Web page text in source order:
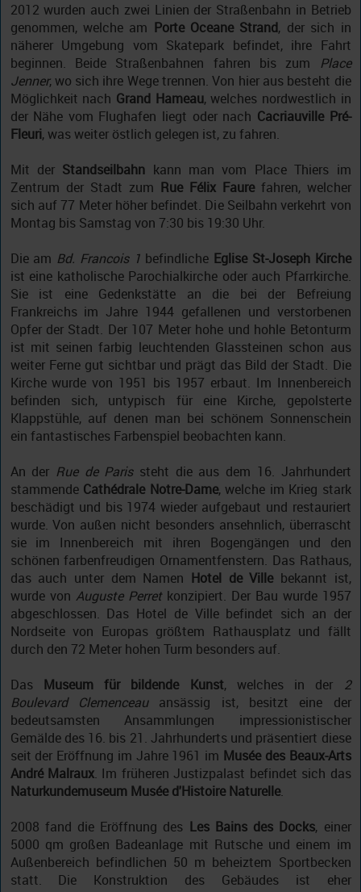
2012 wurden auch zwei Linien der Straßenbahn in Betrieb
genommen, welche am Porte Oceane Strand, der sich in
näherer Umgebung vom Skatepark befindet, ihre Fahrt
beginnen. Beide Straßenbahnen fahren bis zum Place
Jenner, wo sich ihre Wege trennen. Von hier aus besteht die
Möglichkeit nach Grand Hameau, welches nordwestlich in
der Nähe vom Flughafen liegt oder nach Cacriauville Pré-
Fleuri, was weiter östlich gelegen ist, zu fahren.
Mit der Standseilbahn kann man vom Place Thiers im
Zentrum der Stadt zum Rue Félix Faurefahren, welcher
sich auf 77 Meter höher befindet. Die Seilbahn verkehrt von
Montag bis Samstag von 7:30 bis 19:30 Uhr.
Die am Bd. Francois 1 befindliche Eglise St-Joseph Kirche
ist eine katholische Parochialkirche oder auch Pfarrkirche.
Sie ist eine Gedenkstätte an die bei der Befreiung
Frankreichs im Jahre 1944 gefallenen und verstorbenen
Opfer der Stadt. Der 107 Meter hohe und hohle Betonturm
ist mit seinen farbig leuchtenden Glassteinen schon aus
weiter Ferne gut sichtbar und prägt das Bild der Stadt. Die
Kirche wurde von 1951 bis 1957 erbaut. Im Innenbereich
befinden sich, untypisch für eine Kirche, gepolsterte
Klappstühle, auf denen man bei schönem Sonnenschein
ein fantastisches Farbenspiel beobachten kann.
An der Rue de Parissteht die aus dem 16. Jahrhundert
stammende Cathédrale Notre-Dame, welche im Krieg stark
beschädigt und bis 1974 wieder aufgebaut und restauriert
wurde. Von außen nicht besonders ansehnlich, überrascht
sie im Innenbereich mit ihren Bogengängen und den
schönen farbenfreudigen Ornamentfenstern. Das Rathaus,
das auch unter dem Namen Hotel de Villebekannt ist,
wurde von Auguste Perretkonzipiert. Der Bau wurde 1957
abgeschlossen. Das Hotel de Ville befindet sich an der
Nordseite von Europas größtem Rathausplatz und fällt
durch den 72 Meter hohen Turm besonders auf.
Das Museum für bildende Kunst, welches in der 2
Boulevard Clemenceauansässig ist, besitzt eine der
bedeutsamsten Ansammlungen impressionistischer
Gemälde des 16. bis 21. Jahrhunderts und präsentiert diese
seit der Eröffnung im Jahre 1961 im Musée des Beaux-Arts
André Malraux. Im früheren Justizpalast befindet sich das
Naturkundemuseum Musée d'Histoire Naturelle.
2008 fand die Eröffnung des Les Bains des Docks, einer
5000 qm großen Badeanlage mit Rutsche und einem im
Außenbereich befindlichen 50 m beheiztem Sportbecken
statt. Die Konstruktion des Gebäudes ist eher